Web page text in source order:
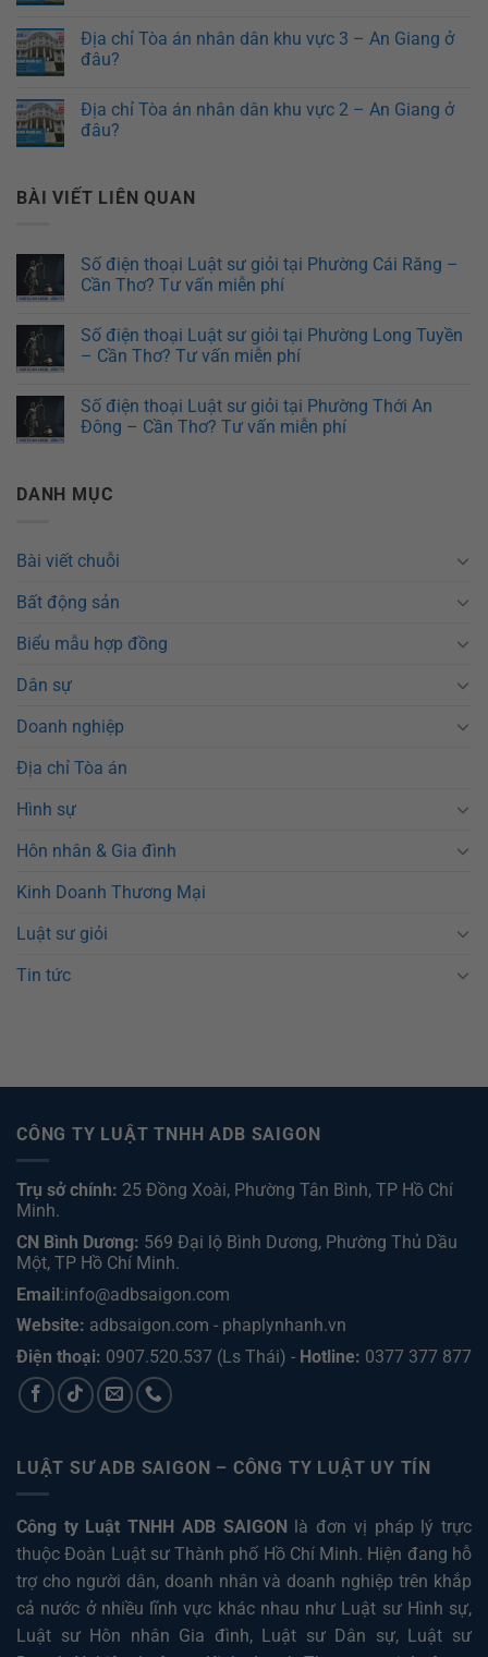
Địa chỉ Tòa án nhân dân khu vực 3 – An Giang ở
đâu?
Địa chỉ Tòa án nhân dân khu vực 2 – An Giang ở
đâu?
BÀI VIẾT LIÊN QUAN
Số điện thoại Luật sư giỏi tại Phường Cái Răng –
Cần Thơ? Tư vấn miễn phí
Số điện thoại Luật sư giỏi tại Phường Long Tuyền
– Cần Thơ? Tư vấn miễn phí
Số điện thoại Luật sư giỏi tại Phường Thới An
Đông – Cần Thơ? Tư vấn miễn phí
DANH MỤC
Bài viết chuỗi
Bất động sản
Biểu mẫu hợp đồng
Dân sự
Doanh nghiệp
Địa chỉ Tòa án
Hình sự
Hôn nhân & Gia đình
Kinh Doanh Thương Mại
Luật sư giỏi
Tin tức
CÔNG TY LUẬT TNHH ADB SAIGON
Trụ sở chính: 25 Đồng Xoài, Phường Tân Bình, TP Hồ Chí
Minh.
CN Bình Dương: 569 Đại lộ Bình Dương, Phường Thủ Dầu
Một, TP Hồ Chí Minh.
Email:info@adbsaigon.com
Website: adbsaigon.com - phaplynhanh.vn
Điện thoại: 0907.520.537 (Ls Thái) - Hotline: 0377 377 877
LUẬT SƯ ADB SAIGON – CÔNG TY LUẬT UY TÍN
Công ty Luật TNHH ADB SAIGON
là đơn vị pháp lý trực
thuộc Đoàn Luật sư Thành phố Hồ Chí Minh. Hiện đang hỗ
trợ cho người dân, doanh nhân và doanh nghiệp trên khắp
cả nước ở nhiều lĩnh vực khác nhau như Luật sư Hình sự,
Luật sư Hôn nhân Gia đình, Luật sư Dân sự, Luật sư